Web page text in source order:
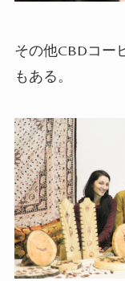
その他CBDコー
もある。